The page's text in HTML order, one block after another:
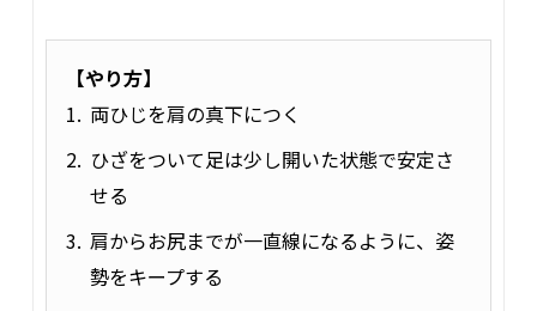
【やり方】
両ひじを肩の真下につく
ひざをついて足は少し開いた状態で安定さ
せる
肩からお尻までが一直線になるように、姿
勢をキープする